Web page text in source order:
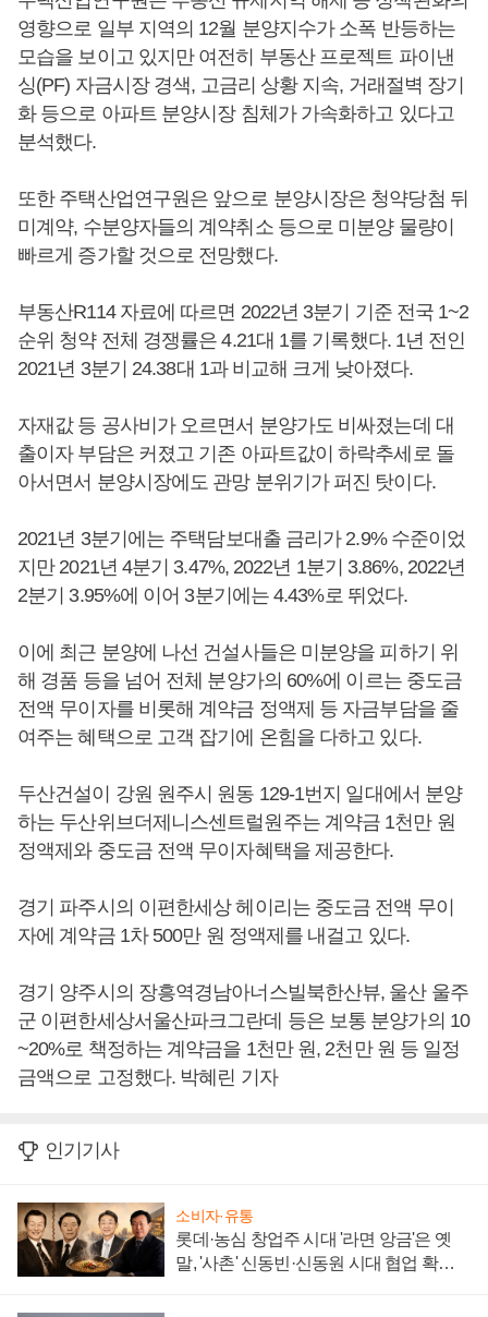
영향으로 일부 지역의 12월 분양지수가 소폭 반등하는
모습을 보이고 있지만 여전히 부동산 프로젝트 파이낸
싱(PF) 자금시장 경색, 고금리 상황 지속, 거래절벽 장기
화 등으로 아파트 분양시장 침체가 가속화하고 있다고
분석했다.
또한 주택산업연구원은 앞으로 분양시장은 청약당첨 뒤
미계약, 수분양자들의 계약취소 등으로 미분양 물량이
빠르게 증가할 것으로 전망했다.
부동산R114 자료에 따르면 2022년 3분기 기준 전국 1~2
순위 청약 전체 경쟁률은 4.21대 1를 기록했다. 1년 전인
2021년 3분기 24.38대 1과 비교해 크게 낮아졌다.
자재값 등 공사비가 오르면서 분양가도 비싸졌는데 대
출이자 부담은 커졌고 기존 아파트값이 하락추세로 돌
아서면서 분양시장에도 관망 분위기가 퍼진 탓이다.
2021년 3분기에는 주택담보대출 금리가 2.9% 수준이었
지만 2021년 4분기 3.47%, 2022년 1분기 3.86%, 2022년
2분기 3.95%에 이어 3분기에는 4.43%로 뛰었다.
이에 최근 분양에 나선 건설사들은 미분양을 피하기 위
해 경품 등을 넘어 전체 분양가의 60%에 이르는 중도금
전액 무이자를 비롯해 계약금 정액제 등 자금부담을 줄
여주는 혜택으로 고객 잡기에 온힘을 다하고 있다.
두산건설이 강원 원주시 원동 129-1번지 일대에서 분양
하는 두산위브더제니스센트럴원주는 계약금 1천만 원
정액제와 중도금 전액 무이자혜택을 제공한다.
경기 파주시의 이편한세상 헤이리는 중도금 전액 무이
자에 계약금 1차 500만 원 정액제를 내걸고 있다.
경기 양주시의 장흥역경남아너스빌북한산뷰, 울산 울주
군 이편한세상서울산파크그란데 등은 보통 분양가의 10
~20%로 책정하는 계약금을 1천만 원, 2천만 원 등 일정
금액으로 고정했다. 박혜린 기자
인기기사
소비자·유통
롯데·농심 창업주 시대 '라면 앙금'은 옛
말, '사촌' 신동빈·신동원 시대 협업 확대